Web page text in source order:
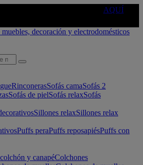
AQUÍ
RinconerasSofás camaSofás 2
Sofás de pielSofás relaxSofás
Sillones relaxSillones relax
Puffs peraPuffs reposapiésPuffs con
y canapéColchones